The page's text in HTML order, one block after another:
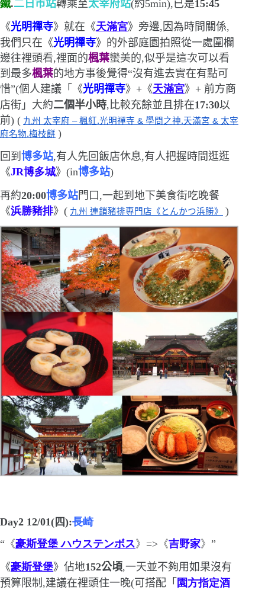
鐵.二日市站轉乘至太宰府站(約5min),已是15:45
《光明禪寺》就在《天滿宮》旁邊,因為時間關係,
我們只在《光明禪寺》的外部庭園拍照從一處圍欄
邊往裡頭看,裡面的楓葉蠻美的,似乎是這次可以看
到最多楓葉的地方事後覺得“沒有進去實在有點可
惜”(個人建議 「 《光明禪寺》 + 《天滿宮》 + 前方商
店街 」 大約二個半小時,比較充餘並且排在17:30以
前) ( 九州 太宰府 – 楓紅.光明禪寺 & 學問之神.天滿宮 & 太宰
府名物.梅枝餅 )
回到 博多站,有人先回飯店休息,有人把握時間逛逛
《JR博多城》 (in博多站)
再約20:00博多站門口,一起到地下美食街吃晚餐
《浜勝豬排》( 九州 連鎖豬排專門店《とんかつ浜勝》 )
Day2 12/01( 四):長崎
“ 《豪斯登堡 ハウステンボス》 => 《吉野家》 ”
《豪斯登堡》佔地152公頃,一天並不夠用如果沒有
預算限制,建議在裡頭住一晚(可搭配「 園方指定酒